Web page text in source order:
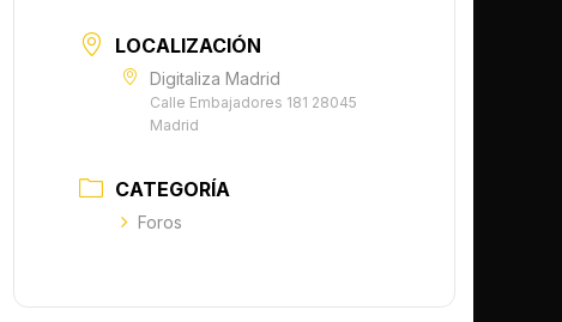
LOCALIZACIÓN
Digitaliza Madrid
Calle Embajadores 181 28045
Madrid
CATEGORÍA
Foros